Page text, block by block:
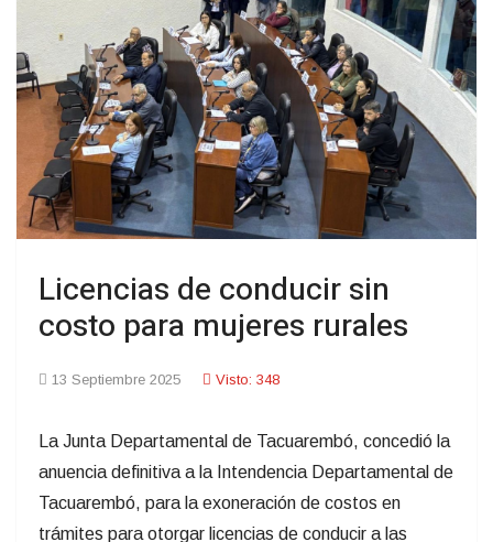
Licencias de conducir sin
costo para mujeres rurales
13 Septiembre 2025 Visto: 348
La Junta Departamental de Tacuarembó, concedió la
anuencia definitiva a la Intendencia Departamental de
Tacuarembó, para la exoneración de costos en
trámites para otorgar licencias de conducir a las